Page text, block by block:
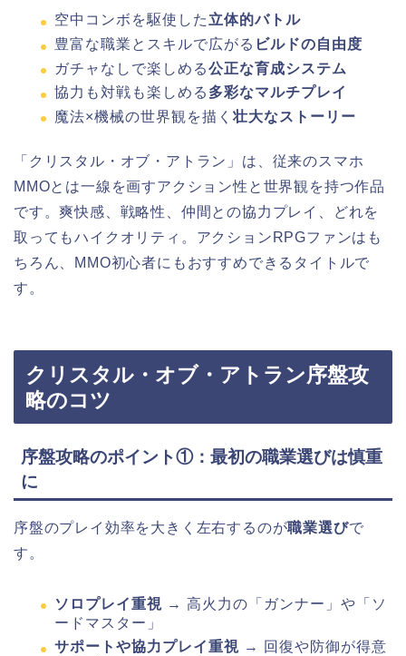
空中コンボを駆使した 立体的バトル
豊富な職業とスキルで広がる ビルドの自由度
ガチャなしで楽しめる公正な育成システム
協力も対戦も楽しめる 多彩なマルチプレイ
魔法×機械の世界観を描く壮大なストーリー
「クリスタル・オブ・アトラン」は、従来のスマホ
MMOとは一線を画すアクション性と世界観を持つ作品
です。爽快感、戦略性、仲間との協力プレイ、どれを
取ってもハイクオリティ。アクションRPGファンはも
ちろん、MMO初心者にもおすすめできるタイトルで
す。
クリスタル・オブ・アトラン序盤攻
略のコツ
序盤攻略のポイント①：最初の職業選びは慎重
に
序盤のプレイ効率を大きく左右するのが職業選びで
す。
ソロプレイ重視 → 高火力の「ガンナー」や「ソ
ードマスター」
サポートや協力プレイ重視 → 回復や防御が得意